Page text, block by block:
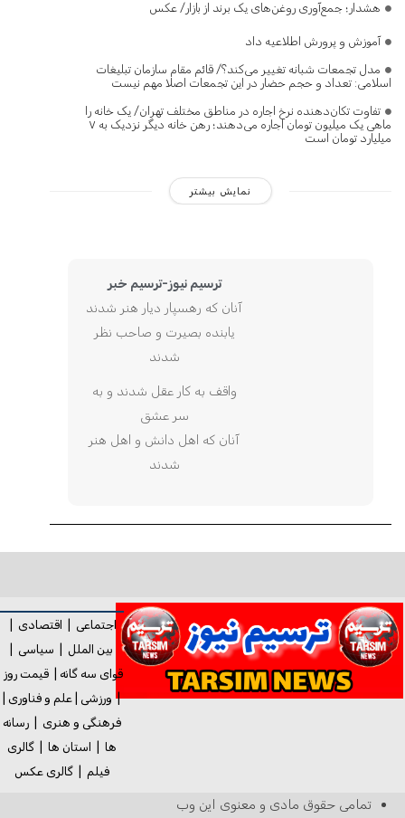
هشدار؛ جمع‌آوری روغن‌های یک برند از بازار/ عکس
آموزش و پرورش اطلاعیه داد
مدل تجمعات شبانه تغییر می‌کند؟/ قائم مقام سازمان تبلیغات
اسلامی: تعداد و حجم حضار در این تجمعات اصلا مهم نیست
تفاوت تکان‌دهنده نرخ اجاره در مناطق مختلف تهران/ یک خانه را
ماهی یک میلیون تومان اجاره می‌دهند؛ رهن خانه دیگر نزدیک به ۷
میلیارد تومان است
نمایش بیشتر
ترسیم نیوز-ترسیم خبر
آنان که رهسپار دیار هنر شدند
یابنده بصیرت و صاحب نظر
شدند
واقف به کار عقل شدند و به
سر عشق
آنان که اهل دانش و اهل هنر
شدند
اجتماعی اقتصادی
بین الملل
سیاسی
قوای سه گانه |قیمت روز
| ورزشی علم و فناوری
فرهنگی و هنری
|رسانه
ها
استان ها |گالری
فیلم |گالری عکس
تمامی حقوق مادی و معنوی این وب